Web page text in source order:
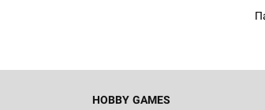
HOBBY GAMES
Белая смерть
12 990